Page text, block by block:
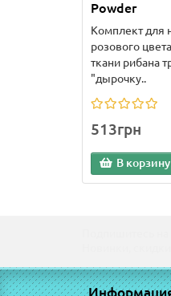
Powder
Комплект для
розового
ткани рибана
"дырочку..
513грн
В корзину